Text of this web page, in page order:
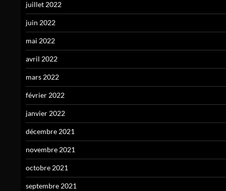
juillet 2022
juin 2022
mai 2022
avril 2022
mars 2022
février 2022
janvier 2022
décembre 2021
novembre 2021
octobre 2021
septembre 2021